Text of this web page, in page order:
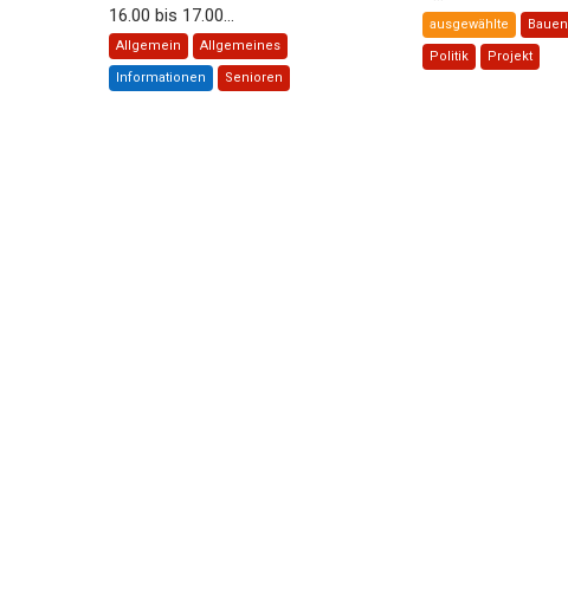
16.00 bis 17.00...
Allgemein Allgemeines
Informationen Senioren
ausgewählte Bauen
Politik Projekt